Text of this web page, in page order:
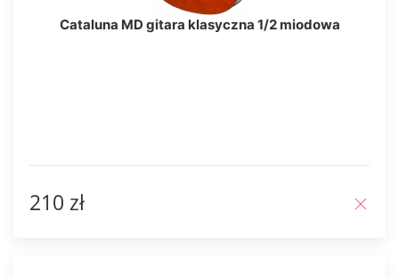
Cataluna MD gitara klasyczna 1/2 miodowa
210 zł